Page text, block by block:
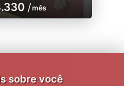
/mês
sobre você